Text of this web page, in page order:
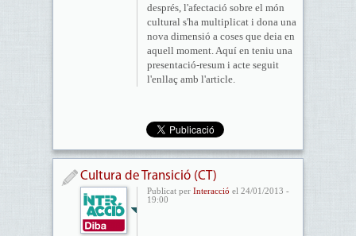
després, l'afectació sobre el món
cultural s'ha multiplicat i dona una
nova dimensió a coses que deia en
aquell moment. Aquí en teniu una
presentació-resum i acte seguit
l'enllaç amb l'article.
Cultura de Transició (CT)
Publicat per Interacció el 24/01/2013 -
19:00